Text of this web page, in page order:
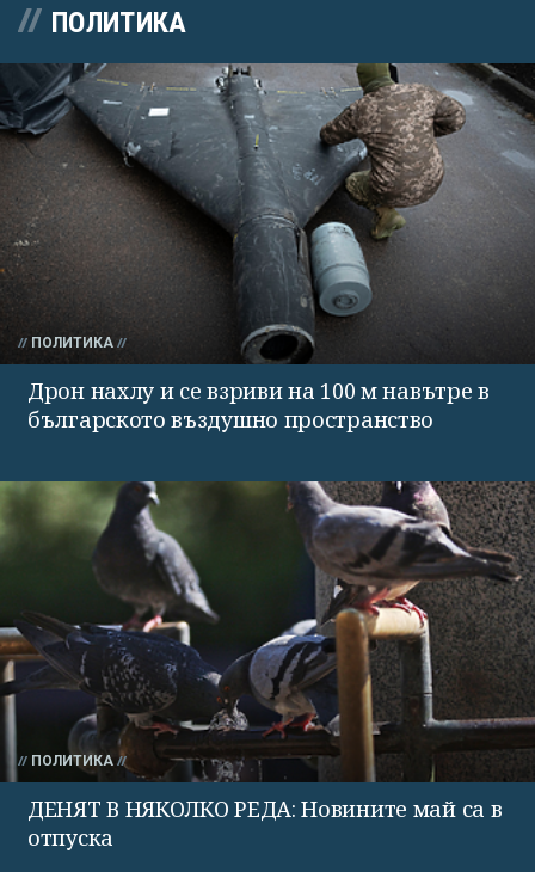
ПОЛИТИКА
ПОЛИТИКА
Дрон нахлу и се взриви на 100 м навътре в
българското въздушно пространство
ПОЛИТИКА
ДЕНЯТ В НЯКОЛКО РЕДА: Новините май са в
отпуска